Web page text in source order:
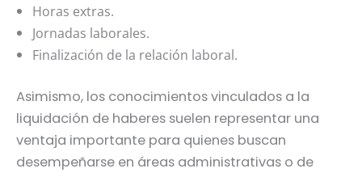
Horas extras.
Jornadas laborales.
Finalización de la relación laboral.
Asimismo, los conocimientos vinculados a la
liquidación de haberes suelen representar una
ventaja importante para quienes buscan
desempeñarse en áreas administrativas o de